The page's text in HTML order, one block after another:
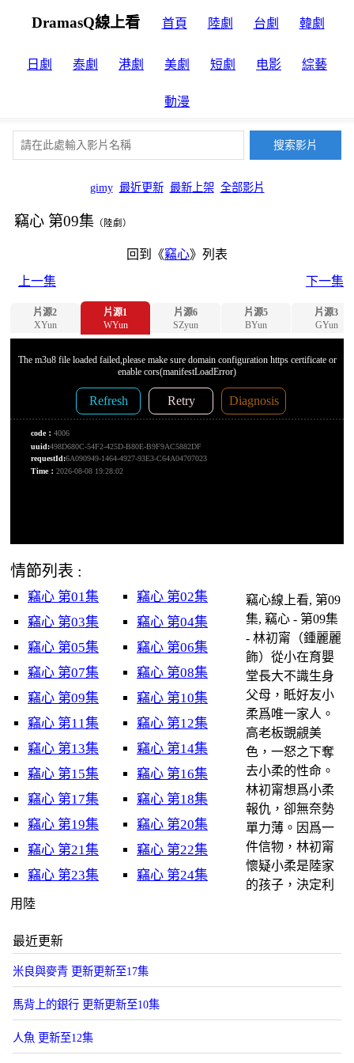
DramasQ線上看 首頁 陸劇 台劇 韓劇
日劇 泰劇 港劇 美劇 短劇 电影 綜藝
動漫
gimy 最近更新 最新上架 全部影片
竊心 第09集 （陸劇）
回到《竊心》列表
上一集
下一集
片源2
XYun
片源1
WYun
片源6
SZyun
片源5
BYun
片源3
GYun
情節列表 :
竊心 第01集
竊心 第02集
竊心 第03集
竊心 第04集
竊心 第05集
竊心 第06集
竊心 第07集
竊心 第08集
竊心 第09集
竊心 第10集
竊心 第11集
竊心 第12集
竊心 第13集
竊心 第14集
竊心 第15集
竊心 第16集
竊心 第17集
竊心 第18集
竊心 第19集
竊心 第20集
竊心 第21集
竊心 第22集
竊心 第23集
竊心 第24集
竊心線上看, 第09
集, 竊心 - 第09集
- 林初甯（鍾麗麗
飾）從小在育嬰
堂長大不識生身
父母，眡好友小
柔爲唯一家人。
高老板覬覦美
色，一怒之下奪
去小柔的性命。
林初甯想爲小柔
報仇，卻無奈勢
單力薄。因爲一
件信物，林初甯
懷疑小柔是陸家
的孩子，決定利
用陸
最近更新
米良與麥青 更新更新至17集
馬背上的銀行 更新更新至10集
人魚 更新至12集